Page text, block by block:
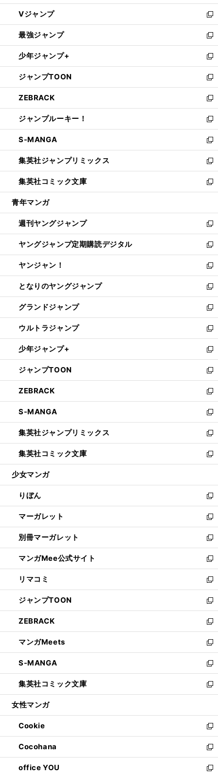
ウ
ィ
ン
ド
ウ
で
開
く
し
い
ウ
ィ
ン
ド
ウ
で
開
く
Vジャンプ
新
し
い
ウ
ィ
ン
ド
ウ
で
開
く
最強ジャンプ
新
し
い
ウ
ィ
ン
ド
ウ
で
開
く
少年ジャンプ+
新
し
い
ウ
ィ
ン
ド
ウ
で
開
く
ジャンプTOON
新
し
い
ウ
ィ
ン
ド
ウ
で
開
く
ZEBRACK
新
し
い
ウ
ィ
ン
ド
ウ
で
開
ジャンプルーキー！
新
し
い
ウ
ィ
ン
ド
ウ
開
く
S-MANGA
新
し
い
ウ
ィ
ン
ウ
で
開
く
集英社ジャンプリミックス
新
し
い
ウ
ン
ド
ウ
で
開
く
集英社コミック文庫
新
し
ウ
ィ
ン
ド
ウ
で
開
く
青年マンガ
週刊ヤングジャンプ
新
し
い
ウ
ィ
ン
ド
ウ
で
開
く
ヤングジャンプ定期購読デジタル
新
し
い
ウ
ィ
ン
ド
ウ
で
開
く
ヤンジャン！
新
し
い
ウ
ィ
ン
ド
ウ
で
開
く
となりのヤングジャンプ
新
し
い
ウ
ィ
ン
ド
ウ
で
開
く
グランドジャンプ
新
し
い
ウ
ィ
ン
ド
ウ
で
開
く
ウルトラジャンプ
新
し
い
ウ
ィ
ン
ド
ウ
で
開
く
少年ジャンプ+
新
し
い
ウ
ィ
ン
ド
ウ
で
開
く
ジャンプTOON
新
し
い
ウ
ィ
ン
ド
ウ
で
開
ZEBRACK
新
し
い
ウ
ィ
ン
ド
ウ
開
く
S-MANGA
新
し
い
ウ
ィ
ン
ウ
で
開
く
集英社ジャンプリミックス
新
し
い
ウ
ン
ド
ウ
で
開
く
集英社コミック文庫
新
し
ウ
ィ
ン
ド
ウ
で
開
く
少女マンガ
りぼん
新
し
い
ウ
ィ
ン
ド
ウ
で
開
く
マーガレット
新
し
い
ウ
ィ
ン
ド
ウ
で
開
く
別冊マーガレット
新
し
い
ウ
ィ
ン
ド
ウ
で
開
く
マンガMee公式サイト
新
し
い
ウ
ィ
ン
ド
ウ
で
開
く
リマコミ
新
し
い
ウ
ィ
ン
ド
ウ
で
開
く
ジャンプTOON
新
し
い
ウ
ィ
ン
ド
ウ
で
開
ZEBRACK
新
し
い
ウ
ィ
ン
ド
ウ
開
く
マンガMeets
新
し
い
ウ
ィ
ン
ウ
で
開
く
S-MANGA
新
し
い
ウ
ン
ド
ウ
で
開
く
集英社コミック文庫
新
し
ウ
ィ
ン
ド
ウ
で
女性マンガ
Cookie
新
し
い
ウ
ィ
Cocohana
新
し
い
office YOU
新